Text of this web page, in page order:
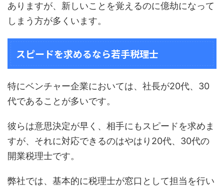
ありますが、新しいことを覚えるのに億劫になって
しまう方が多くいます。
スピードを求めるなら若手税理士
特にベンチャー企業においては、社長が20代、30
代であることが多いです。
彼らは意思決定が早く、相手にもスピードを求めま
すが、それに対応できるのはやはり20代、30代の
開業税理士です。
弊社では、基本的に税理士が窓口として担当を行い